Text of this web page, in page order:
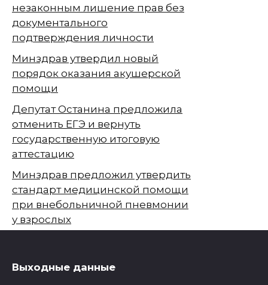
незаконным лишение прав без
документального
подтверждения личности
Минздрав утвердил новый
порядок оказания акушерской
помощи
Депутат Останина предложила
отменить ЕГЭ и вернуть
государственную итоговую
аттестацию
Минздрав предложил утвердить
стандарт медицинской помощи
при внебольничной пневмонии
у взрослых
Выходные данные